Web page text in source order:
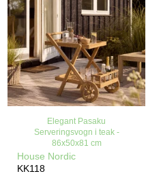
Elegant Pasaku
Serveringsvogn i teak -
86x50x81 cm
House Nordic
KK118